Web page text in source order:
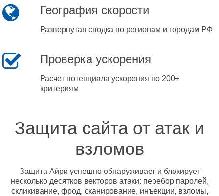
География скорости
Развернутая сводка по регионам и городам РФ
Проверка ускорения
Расчет потенциала ускорения по 200+
критериям
Защита сайта от атак и
взломов
Защита Айри успешно обнаруживает и блокирует
несколько десятков векторов атаки: перебор паролей,
скликивание, фрод, сканирование, инъекции, взломы,